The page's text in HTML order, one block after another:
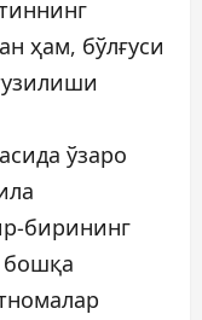
ҳам, бўлғуси
ўзаро
бирининг